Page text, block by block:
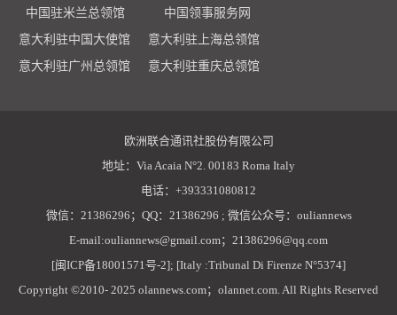
中国驻米兰总领馆
中国领事服务网
意大利驻中国大使馆
意大利驻上海总领馆
意大利驻广州总领馆
意大利驻重庆总领馆
欧洲联合通讯社股份有限公司
地址：Via Acaia N°2. 00183 Roma Italy
电话：+393331080812
微信：21386296；QQ：21386296 ; 微信公众号：ouliannews
E-mail:ouliannews@gmail.com；21386296@qq.com
[闽ICP备18001571号-2]; [Italy :Tribunal Di Firenze N°5374]
Copyright ©2010- 2025 olannews.com；olannet.com. All Rights Reserved